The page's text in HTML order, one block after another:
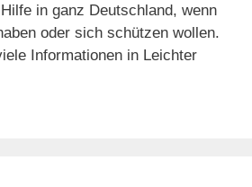
in ganz Deutschland, wenn
oder sich schützen wollen.
Informationen in Leichter